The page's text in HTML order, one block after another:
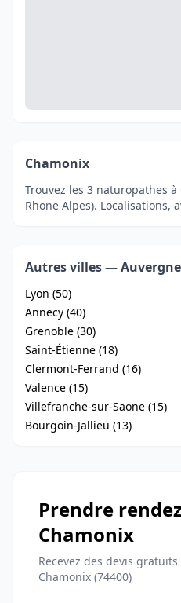
Chamonix
Trouvez les 3 naturopathes
Rhone Alpes). Localisations,
Autres villes —
Lyon (50)
Annecy (40)
Grenoble (30)
Saint-Étienne (18)
Clermont-Ferrand (16)
Valence (15)
Villefranche-sur-Saone (15)
Bourgoin-Jallieu (13)
Prendre
Chamonix
Recevez des devis
Chamonix (74400)